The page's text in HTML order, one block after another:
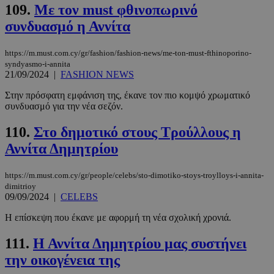
109. Με τον must φθινοπωρινό
συνδυασμό η Αννίτα
https://m.must.com.cy/gr/fashion/fashion-news/me-ton-must-fthinoporino-
syndyasmo-i-annita
21/09/2024 | FASHION NEWS
Στην πρόσφατη εμφάνιση της, έκανε τον πιο κομψό χρωματικό
συνδυασμό για την νέα σεζόν.
110. Στο δημοτικό στους Τρούλλους η
Αννίτα Δημητρίου
https://m.must.com.cy/gr/people/celebs/sto-dimotiko-stoys-troylloys-i-annita-
dimitrioy
09/09/2024 | CELEBS
Η επίσκεψη που έκανε με αφορμή τη νέα σχολική χρονιά.
111. Η Αννίτα Δημητρίου μας συστήνει
την οικογένεια της
Στόχευσης
Λειτουργικότητας
Μη ταξινομημένα
βασικές λειτουργίες του ιστότοπου, όπως τη
σύνδεση χρήστη και τη διαχείριση λογαριασμού.
Ο ιστότοπος δεν μπορεί να χρησιμοποιηθεί σωστά
Ονοματεπώνυμο
Προμηθευτής/
PinToTopCookie www.must.com.cy
__cf_bm